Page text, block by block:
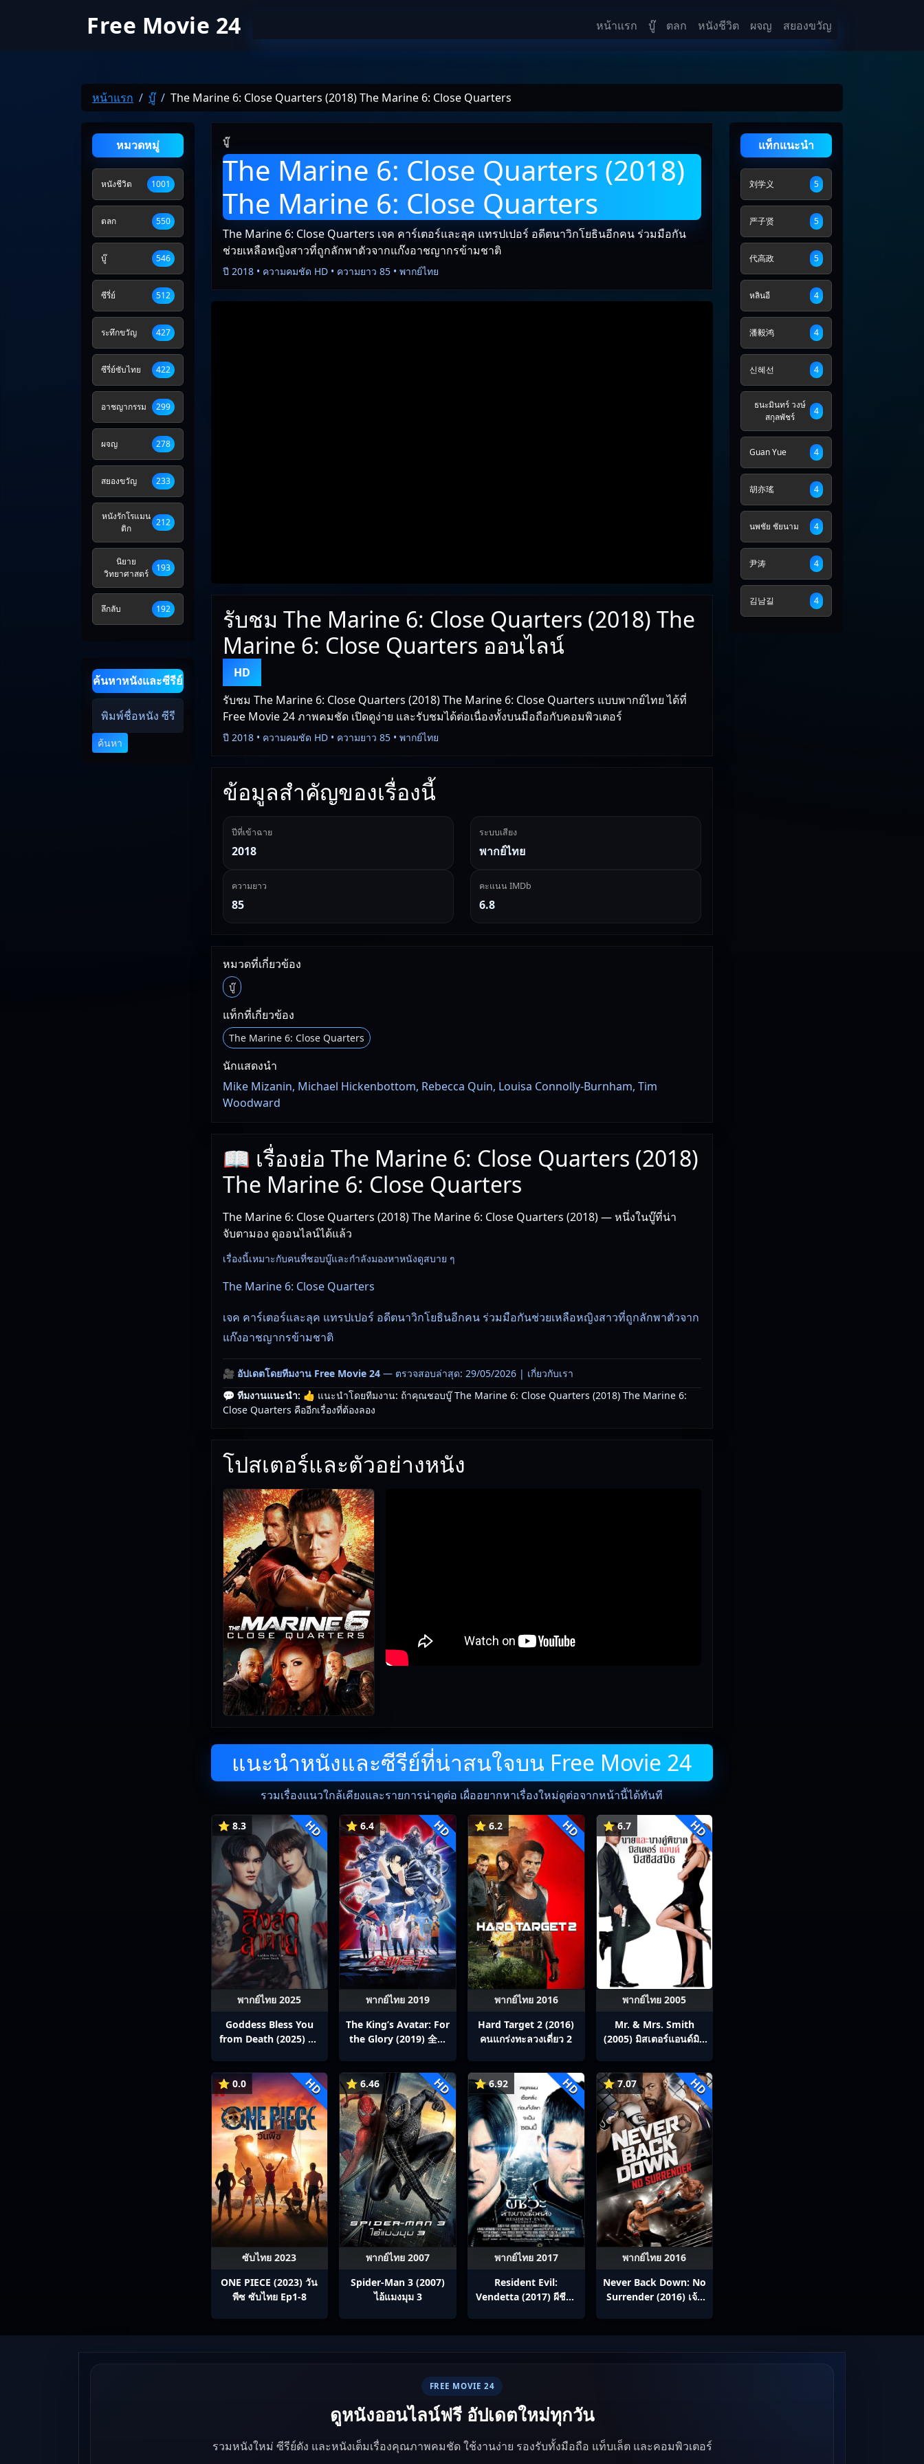
Free Movie 24 หน้าแรก บู๊ ตลก หนังชีวิต ผจญ สยองขวัญ
หน้าแรก บู๊ The Marine 6: Close Quarters (2018) The Marine 6: Close Quarters
หมวดหมู่
หนังชีวิต 1001
ตลก 550
บู๊ 546
ซีรี่ย์ 512
ระทึกขวัญ 427
ซีรี่ย์ซับไทย 422
อาชญากรรม 299
ผจญ 278
สยองขวัญ 233
หนังรักโรแมน
ติก
212
นิยาย
วิทยาศาสตร์
193
ลึกลับ 192
ค้นหาหนังและซีรีย์
ค้นหา
บู๊
The Marine 6: Close Quarters (2018)
The Marine 6: Close Quarters
The Marine 6: Close Quarters เจค คาร์เตอร์และลุค แทรปเปอร์ อดีตนาวิกโยธินอีกคน ร่วมมือกัน
ช่วยเหลือหญิงสาวที่ถูกลักพาตัวจากแก๊งอาชญากรข้ามชาติ
ปี 2018 • ความคมชัด HD • ความยาว 85 • พากย์ไทย
รับชม The Marine 6: Close Quarters (2018) The
Marine 6: Close Quarters ออนไลน์
HD
รับชม The Marine 6: Close Quarters (2018) The Marine 6: Close Quarters แบบพากย์ไทย ได้ที่
Free Movie 24 ภาพคมชัด เปิดดูง่าย และรับชมได้ต่อเนื่องทั้งบนมือถือกับคอมพิวเตอร์
ปี 2018 • ความคมชัด HD • ความยาว 85 • พากย์ไทย
ข้อมูลสำคัญของเรื่องนี้
ปีที่เข้าฉาย
2018
ระบบเสียง
พากย์ไทย
ความยาว
85
คะแนน IMDb
6.8
หมวดที่เกี่ยวข้อง
บู๊
แท็กที่เกี่ยวข้อง
The Marine 6: Close Quarters
นักแสดงนำ
Mike Mizanin, Michael Hickenbottom, Rebecca Quin, Louisa Connolly-Burnham, Tim
Woodward
📖 เรื่องย่อ The Marine 6: Close Quarters (2018)
The Marine 6: Close Quarters
The Marine 6: Close Quarters (2018) The Marine 6: Close Quarters (2018) — หนึ่งในบู๊ที่น่า
จับตามอง ดูออนไลน์ได้แล้ว
เรื่องนี้เหมาะกับคนที่ชอบบู๊และกำลังมองหาหนังดูสบาย ๆ
The Marine 6: Close Quarters
เจค คาร์เตอร์และลุค แทรปเปอร์ อดีตนาวิกโยธินอีกคน ร่วมมือกันช่วยเหลือหญิงสาวที่ถูกลักพาตัวจาก
แก๊งอาชญากรข้ามชาติ
🎥 อัปเดตโดยทีมงาน Free Movie 24— ตรวจสอบล่าสุด: 29/05/2026 | เกี่ยวกับเรา
💬 ทีมงานแนะนำ: 👍 แนะนำโดยทีมงาน: ถ้าคุณชอบบู๊ The Marine 6: Close Quarters (2018) The Marine 6:
Close Quarters คืออีกเรื่องที่ต้องลอง
โปสเตอร์และตัวอย่างหนัง
แนะนำหนังและซีรีย์ที่น่าสนใจบน Free Movie 24
รวมเรื่องแนวใกล้เคียงและรายการน่าดูต่อ เผื่ออยากหาเรื่องใหม่ดูต่อจากหน้านี้ได้ทันที
⭐ 8.3 HD
พากย์ไทย 2025
Goddess Bless You
from Death (2025) สิง
⭐ 6.4 HD
พากย์ไทย 2019
The King’s Avatar: For
the Glory (2019) 全职
⭐ 6.2 HD
พากย์ไทย 2016
Hard Target 2 (2016)
คนแกร่งทะลวงเดี่ยว 2
⭐ 6.7 HD
พากย์ไทย 2005
Mr. & Mrs. Smith
(2005) มิสเตอร์แอนด์มิส
⭐ 0.0
HD
ซับไทย 2023
ONE PIECE (2023) วัน
พีซ ซับไทย Ep1-8
⭐ 6.46 HD
พากย์ไทย 2007
Spider-Man 3 (2007)
ไอ้แมงมุม 3
⭐ 6.92 HD
พากย์ไทย 2017
Resident Evil:
Vendetta (2017) ผีชีวะ
⭐ 7.07 HD
พากย์ไทย 2016
Never Back Down: No
Surrender (2016) เจ้า
แท็กแนะนำ
刘学义 5
严子贤 5
代高政 5
หลินอี 4
潘毅鸿 4
신혜선 4
ธนะมินทร์ วงษ์
สกุลพัชร์
4
Guan Yue 4
胡亦瑤 4
นพชัย ชัยนาม 4
尹涛 4
김남길 4
FREE MOVIE 24
ดูหนังออนไลน์ฟรี อัปเดตใหม่ทุกวัน
รวมหนังใหม่ ซีรีย์ดัง และหนังเต็มเรื่องคุณภาพคมชัด ใช้งานง่าย รองรับทั้งมือถือ แท็บเล็ต และคอมพิวเตอร์